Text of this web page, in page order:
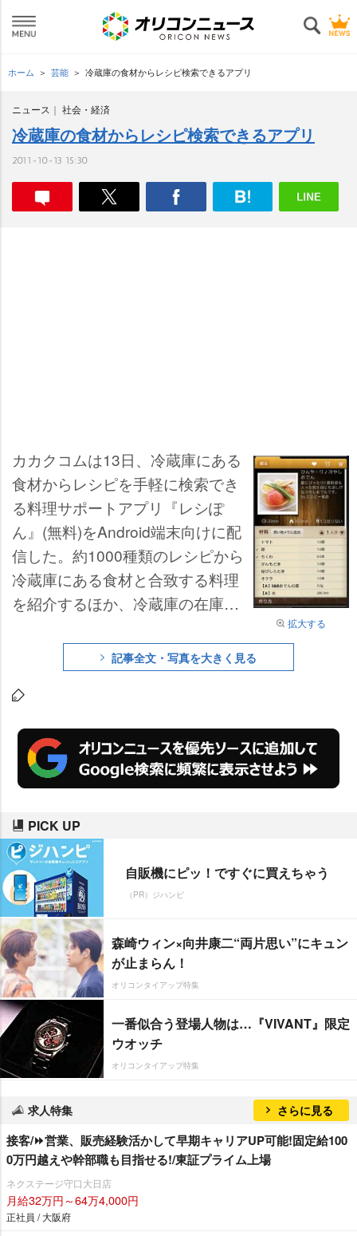
ホーム 芸能 冷蔵庫の食材からレシピ検索できるアプリ
ニュース 社会・経済
冷蔵庫の食材からレシピ検索できるアプリ
2011-10-13 15:30
拡大する
カカクコムは13日、冷蔵庫にある
食材からレシピを手軽に検索でき
る料理サポートアプリ『レシぽ
ん』(無料)をAndroid端末向けに配
信した。約1000種類のレシピから
冷蔵庫にある食材と合致する料理
を紹介するほか、冷蔵庫の在庫状
したレシピを探せる。記事全文・写真を大きく見る
PICK UP
自販機にピッ！ですぐに買えちゃう
（PR）ジハンピ
森崎ウィン×向井康二“両片思い”にキュン
が止まらん！
オリコンタイアップ特集
一番似合う登場人物は…『VIVANT』限定
ウオッチ
オリコンタイアップ特集
求人特集 さらに見る
接客/⏩️営業、販売経験活かして早期キャリアUP可能!固定給100
0万円越えや幹部職も目指せる!/東証プライム上場
ネクステージ守口大日店
月給32万円～64万4,000円
正社員 / 大阪府